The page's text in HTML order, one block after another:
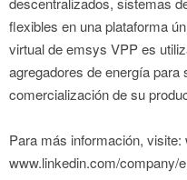
flexibles en una plataforma
virtual de emsys VPP es
agregadores de energía
comercialización de su
Para más información,
www.linkedin.com/